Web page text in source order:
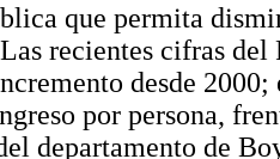
que permita
recientes cifras
desde
por persona,
departamento de